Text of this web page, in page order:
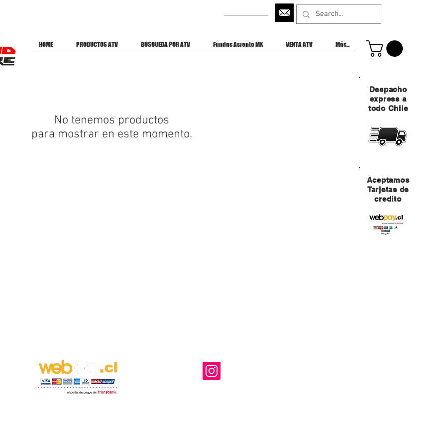
HOME PRODUCTOS ATV BUSQUEDA POR ATV Fundas Asiento MX VENTA ATV Más...
No tenemos productos
para mostrar en este momento.
Aceptamos
Tarjetas de
credito
Despacho
express a
todo Chile